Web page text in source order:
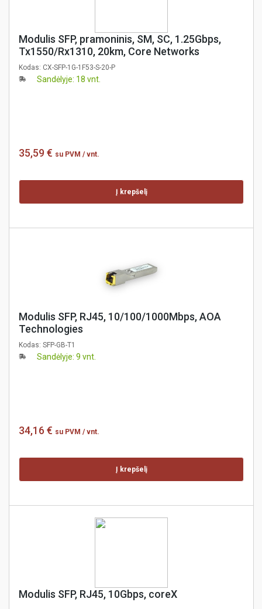
Modulis SFP, pramoninis, SM, SC, 1.25Gbps,
Tx1550/Rx1310, 20km, Core Networks
Kodas: CX-SFP-1G-1F53-S-20-P
Sandėlyje: 18 vnt.
35,59 € su PVM / vnt.
Į krepšelį
Modulis SFP, RJ45, 10/100/1000Mbps, AOA
Technologies
Kodas: SFP-GB-T1
Sandėlyje: 9 vnt.
34,16 € su PVM / vnt.
Į krepšelį
Modulis SFP, RJ45, 10Gbps, coreX